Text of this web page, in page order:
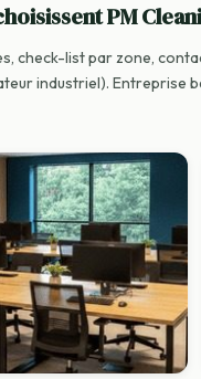
PM
check-list par zone,
industriel). Entreprise